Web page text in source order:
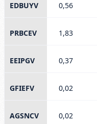
EDBUYV 0,56
PRBCEV 1,83
EEIPGV 0,37
GFIEFV 0,02
AGSNCV 0,02